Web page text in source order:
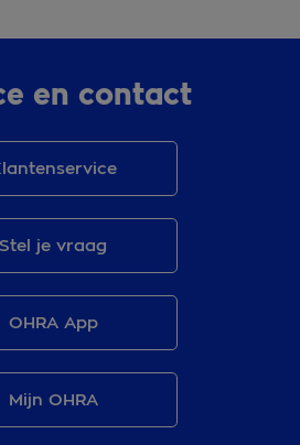
en contact
Stel je vraag
OHRA App
Mijn OHRA